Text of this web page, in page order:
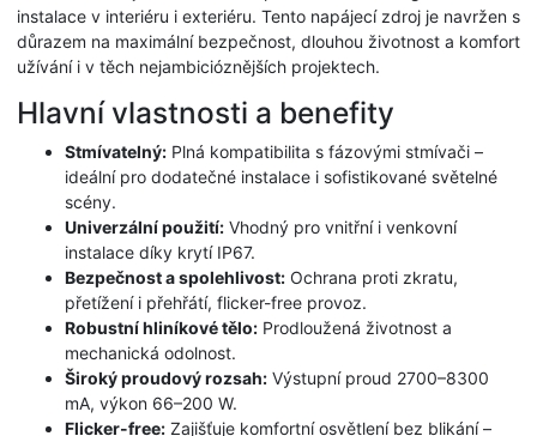
instalace v interiéru i exteriéru. Tento napájecí zdroj je navržen s
důrazem na maximální bezpečnost, dlouhou životnost a komfort
užívání i v těch nejambicióznějších projektech.
Hlavní vlastnosti a benefity
Stmívatelný: Plná kompatibilita s fázovými stmívači –
ideální pro dodatečné instalace i sofistikované světelné
scény.
Univerzální použití: Vhodný pro vnitřní i venkovní
instalace díky krytí IP67.
Bezpečnost a spolehlivost: Ochrana proti zkratu,
přetížení i přehřátí, flicker-free provoz.
Robustní hliníkové tělo: Prodloužená životnost a
mechanická odolnost.
Široký proudový rozsah: Výstupní proud 2700–8300
mA, výkon 66–200 W.
Flicker-free: Zajišťuje komfortní osvětlení bez blikání –